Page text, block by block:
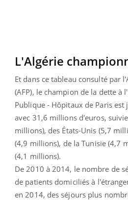
L'Algérie
Et dans ce tableau consulté par
(AFP), le champion de la dette à
Publique - Hôpitaux de Paris
avec 31,6 millions d'euros,
millions), des États-Unis (5,7
(4,9 millions), de la Tunisie (4,7
(4,1 millions).
De 2010 à 2014, le nombre de
de patients domiciliés à
en 2014, des séjours plus